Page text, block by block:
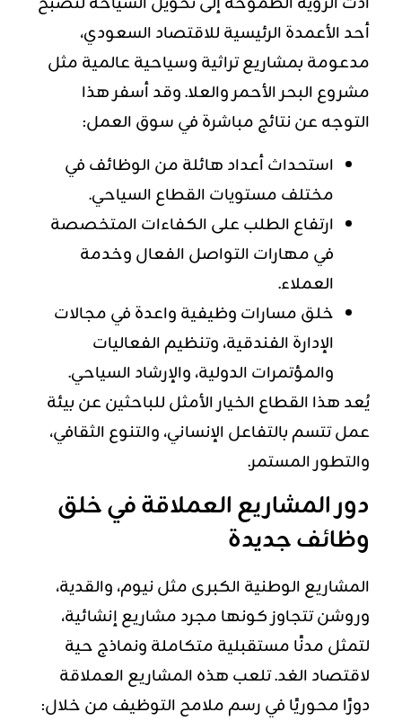
أحد الأعمدة الرئيسية للاقتصاد السعودي،
مدعومة بمشاريع تراثية وسياحية عالمية مثل
مشروع البحر الأحمر والعلا. وقد أسفر هذا
التوجه عن نتائج مباشرة في سوق العمل:
استحداث أعداد هائلة من الوظائف في
مختلف مستويات القطاع السياحي.
ارتفاع الطلب علىالكفاءاتالمتخصصة
في مهارات التواصل الفعال وخدمة
العملاء.
خلق مسارات وظيفية واعدة في مجالات
الإدارة الفندقية، وتنظيم الفعاليات
والمؤتمرات الدولية، والإرشاد السياحي.
يُعد هذا القطاع الخيار الأمثل للباحثين عن بيئة
عمل تتسم بالتفاعل الإنساني، والتنوع الثقافي،
والتطور المستمر.
دور المشاريع العملاقة في خلق
وظائف جديدة
المشاريع الوطنية الكبرى مثل نيوم، والقدية،
وروشن تتجاوز كونها مجرد مشاريع إنشائية،
لتمثل مدنًا مستقبلية متكاملة ونماذج حية
لاقتصاد الغد. تلعب هذه المشاريع العملاقة
دورًا محوريًا في رسم ملامح التوظيف من خلال: